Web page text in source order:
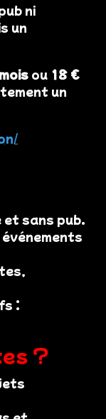
ni
un
ou 18 €
un
et sans pub.
:
?